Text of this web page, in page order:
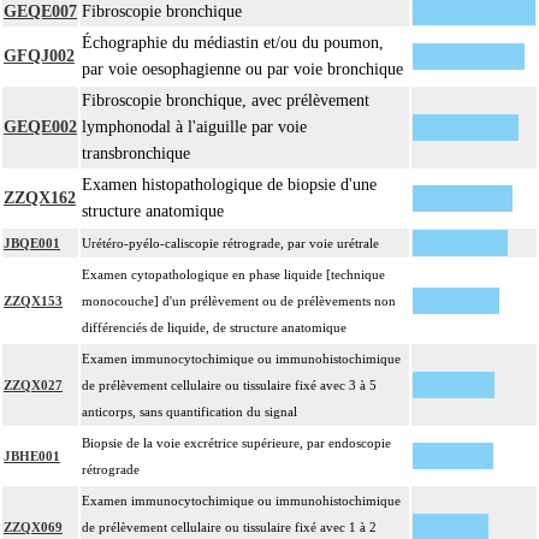
17.2
standard, avec ou sans photographie, l'interprétation, les éventuels réexamens
aux divers stades de réalisation, le compte rendu et le codage
Avec ou sans : coloration spéciale
17.2
L'examen histopathologique de biopsie inclut : l'échantillonnage, la fixation,
l'inclusion, la préparation microscopique avec une coloration standard à base
d'hémalun ou d'hématoxyline-éosine ou de phloxine avec ou sans safran, avec
ou sans photographie, l'interprétation, les éventuels réexamens aux divers
stades de réalisation, le compte rendu, le codage
Avec ou sans : coloration spéciale
L'examen anatomopathologique d'un organe inclut : l'examen du feuillet
L'examen anatomopathologique de pièce d'exérèse inclut : l'échantillonnage,
standard à base d'hémalun ou d'hématoxyline-éosine ou de phloxine avec ou
GEQE007 Fibroscopie bronchique
GFQJ002
Échographie du médiastin et/ou du poumon,
par voie oesophagienne ou par voie bronchique
GEQE002
Fibroscopie bronchique, avec prélèvement
lymphonodal à l'aiguille par voie
transbronchique
ZZQX162
Examen histopathologique de biopsie d'une
structure anatomique
JBQE001 Urétéro-pyélo-caliscopie rétrograde, par voie urétrale
ZZQX153
Examen cytopathologique en phase liquide [technique
monocouche] d'un prélèvement ou de prélèvements non
différenciés de liquide, de structure anatomique
ZZQX027
Examen immunocytochimique ou immunohistochimique
de prélèvement cellulaire ou tissulaire fixé avec 3 à 5
anticorps, sans quantification du signal
JBHE001
Biopsie de la voie excrétrice supérieure, par endoscopie
rétrograde
ZZQX069
Examen immunocytochimique ou immunohistochimique
de prélèvement cellulaire ou tissulaire fixé avec 1 à 2